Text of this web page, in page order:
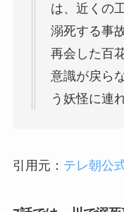
は、近くの
溺死する事
再会した百
意識が戻ら
う妖怪に連
引用元： テレ朝公